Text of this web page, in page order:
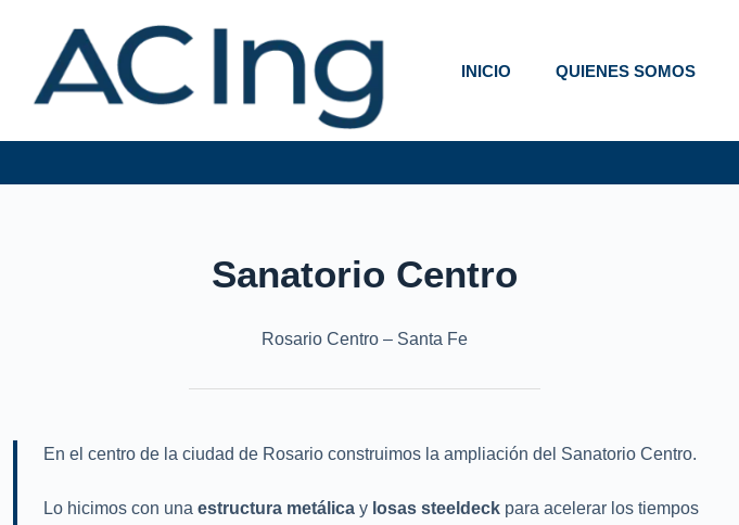
content
INICIO QUIENES SOMOS
Sanatorio Centro
Rosario Centro – Santa Fe
En el centro de la ciudad de Rosario construimos la ampliación del Sanatorio Centro.
Lo hicimos con una estructura metálica y losas steeldeck para acelerar los tiempos